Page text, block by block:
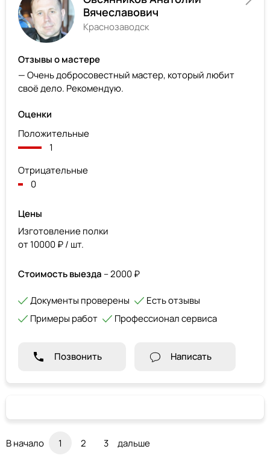
Вячеславович
Краснозаводск
Отзывы о мастере
— Очень добросовестный мастер, который любит
своё дело. Рекомендую.
Оценки
Положительные
1
Отрицательные
0
Цены
Изготовление полки
от 10000 ₽ / шт.
Стоимость выезда – 2000 ₽
Документы проверены
Есть отзывы
Примеры работ
Профессионал сервиса
Позвонить Написать
В начало 1 2 3 дальше